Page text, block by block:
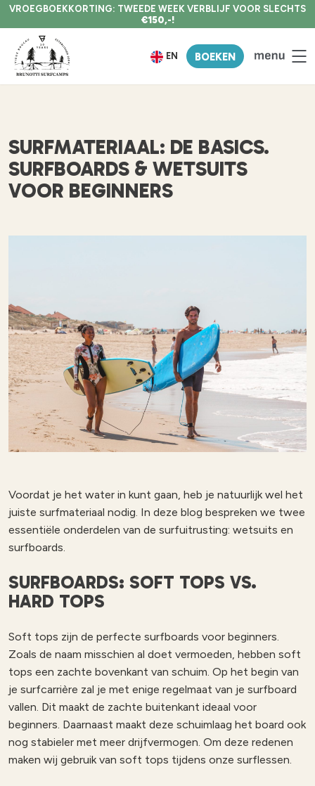
VROEGBOEKKORTING: TWEEDE WEEK VERBLIJF VOOR SLECHTS
€150,-!
EN BOEKEN
SURFMATERIAAL: DE BASICS.
SURFBOARDS & WETSUITS
VOOR BEGINNERS
Voordat je het water in kunt gaan, heb je natuurlijk wel het
juiste surfmateriaal nodig. In deze blog bespreken we twee
essentiële onderdelen van de surfuitrusting: wetsuits en
surfboards.
SURFBOARDS: SOFT TOPS VS.
HARD TOPS
Soft tops zijn de perfecte surfboards voor beginners.
Zoals de naam misschien al doet vermoeden, hebben soft
tops een zachte bovenkant van schuim. Op het begin van
je surfcarrière zal je met enige regelmaat van je surfboard
vallen. Dit maakt de zachte buitenkant ideaal voor
beginners. Daarnaast maakt deze schuimlaag het board ook
nog stabieler met meer drijfvermogen. Om deze redenen
maken wij gebruik van soft tops tijdens onze surflessen.